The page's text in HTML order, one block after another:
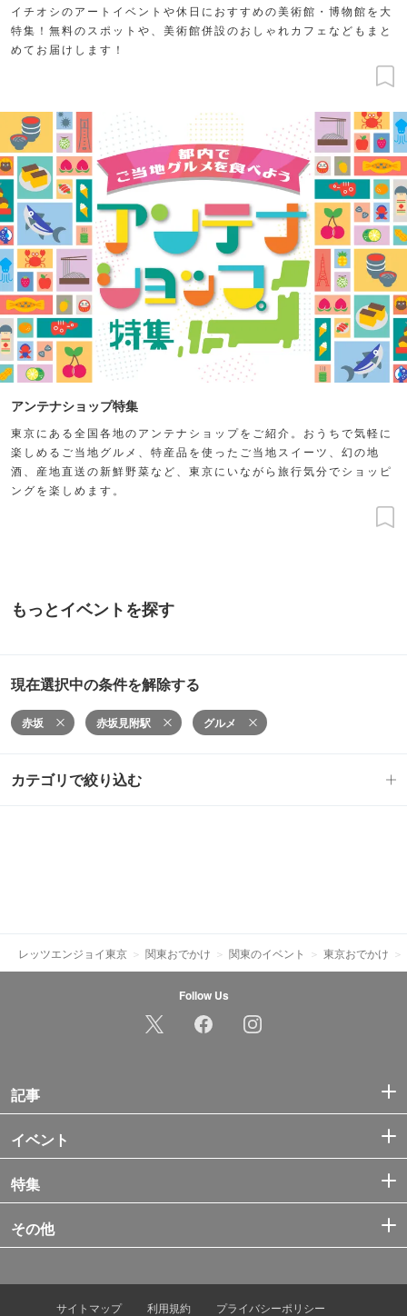
イチオシのアートイベントや休日におすすめの美術館・博物館を大
特集！無料のスポットや、美術館併設のおしゃれカフェなどもまと
めてお届けします！
アンテナショップ特集
東京にある全国各地のアンテナショップをご紹介。おうちで気軽に
楽しめるご当地グルメ、特産品を使ったご当地スイーツ、幻の地
酒、産地直送の新鮮野菜など、東京にいながら旅行気分でショッピ
ングを楽しめます。
もっとイベントを探す
現在選択中の条件を解除する
赤坂 赤坂見附駅 グルメ
カテゴリで絞り込む
レッツエンジョイ東京 関東おでかけ 関東のイベント 東京おでかけ
Follow Us
記事
イベント
特集
その他
サイトマップ 利用規約 プライバシーポリシー